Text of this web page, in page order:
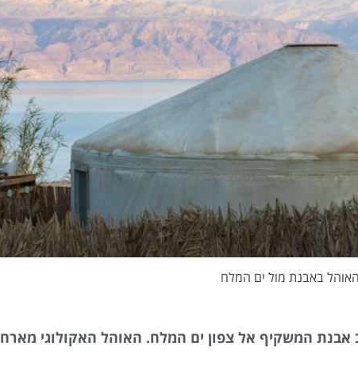
באבנת מול ים המלח
אבנת המשקיף אל צפון ים המלח. האוהל האקולוגי